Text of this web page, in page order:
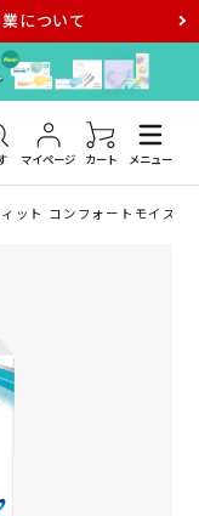
について
マイページ カート メニュー
メガネ
ット コンフォートモイスト